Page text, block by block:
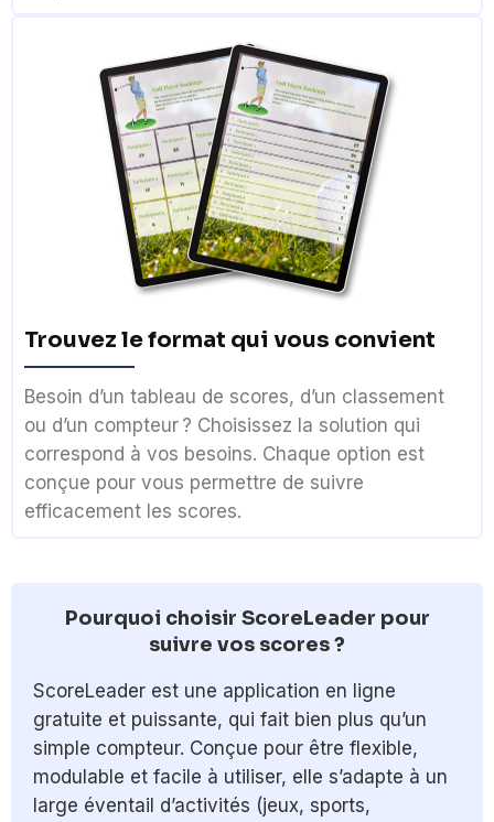
Trouvez le format qui vous convient
Besoin d’un tableau de scores, d’un classement
ou d’un compteur ? Choisissez la solution qui
correspond à vos besoins. Chaque option est
conçue pour vous permettre de suivre
efficacement les scores.
Pourquoi choisir ScoreLeader pour
suivre vos scores ?
ScoreLeader est une application en ligne
gratuite et puissante, qui fait bien plus qu’un
simple compteur. Conçue pour être flexible,
modulable et facile à utiliser, elle s’adapte à un
large éventail d’activités (jeux, sports,